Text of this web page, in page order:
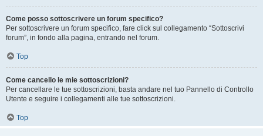
Come posso sottoscrivere un forum specifico?
Per sottoscrivere un forum specifico, fare click sul collegamento “Sottoscrivi
forum”, in fondo alla pagina, entrando nel forum.
Top
Come cancello le mie sottoscrizioni?
Per cancellare le tue sottoscrizioni, basta andare nel tuo Pannello di Controllo
Utente e seguire i collegamenti alle tue sottoscrizioni.
Top